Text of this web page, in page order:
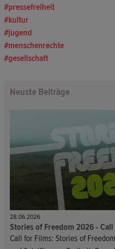
pressefreiheit
kultur
jugend
menschenrechte
gesellschaft
Neuste Beiträge
28.06.2026
Stories of Freedom 2026 -
Call for Films: Stories of